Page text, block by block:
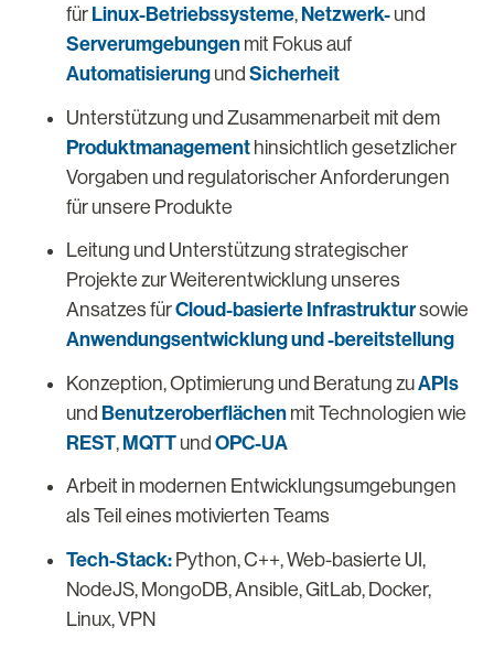
für Linux-Betriebssysteme, Netzwerk- und
Serverumgebungen mit Fokus auf
Automatisierung und Sicherheit
Unterstützung und Zusammenarbeit mit dem
Produktmanagement hinsichtlich gesetzlicher
Vorgaben und regulatorischer Anforderungen
für unsere Produkte
Leitung und Unterstützung strategischer
Projekte zur Weiterentwicklung unseres
Ansatzes fürCloud-basierte Infrastruktursowie
Anwendungsentwicklung und -bereitstellung
Konzeption, Optimierung und Beratung zuAPIs
und Benutzeroberflächen mit Technologien wie
REST, MQTT und OPC-UA
Arbeit in modernen Entwicklungsumgebungen
als Teil eines motivierten Teams
Tech-Stack: Python, C++, Web-basierte UI,
NodeJS, MongoDB, Ansible, GitLab, Docker,
Linux, VPN